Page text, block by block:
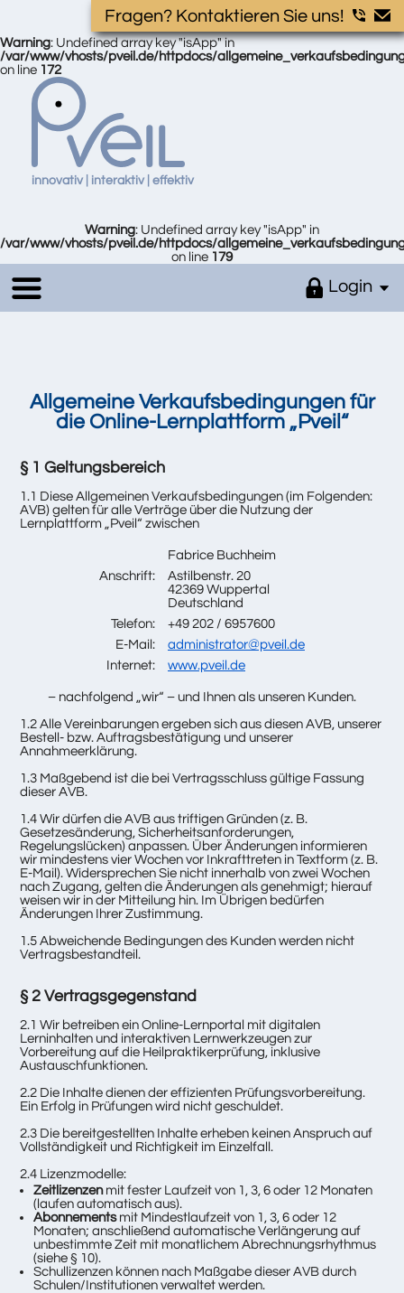
Warning: Undefined array key "isApp" in
/var/www/vhosts/pveil.de/httpdocs/
on line 172
Fragen? Kontaktieren Sie uns!
innovativ | interaktiv | effektiv
Warning: Undefined array key "isApp" in
/var/www/vhosts/pveil.de/httpdocs/
on line 179
Login
Allgemeine Verkaufsbedingungen für
die Online-Lernplattform „Pveil“
§ 1 Geltungsbereich
1.1 Diese Allgemeinen Verkaufsbedingungen (im Folgenden:
AVB) gelten für alle Verträge über die Nutzung der
Lernplattform „Pveil“ zwischen
Fabrice Buchheim
Anschrift:
Astilbenstr. 20
42369 Wuppertal
Deutschland
Telefon:
+49 202 / 6957600
E-Mail:
administrator@pveil.de
Internet:
www.pveil.de
– nachfolgend „wir“ – und Ihnen als unseren Kunden.
1.2 Alle Vereinbarungen ergeben sich aus diesen AVB, unserer
Bestell- bzw. Auftragsbestätigung und unserer
Annahmeerklärung.
1.3 Maßgebend ist die bei Vertragsschluss gültige Fassung
dieser AVB.
1.4 Wir dürfen die AVB aus triftigen Gründen (z. B.
Gesetzesänderung, Sicherheitsanforderungen,
Regelungslücken) anpassen. Über Änderungen informieren
wir mindestens vier Wochen vor Inkrafttreten in Textform (z. B.
E-Mail). Widersprechen Sie nicht innerhalb von zwei Wochen
nach Zugang, gelten die Änderungen als genehmigt; hierauf
weisen wir in der Mitteilung hin. Im Übrigen bedürfen
Änderungen Ihrer Zustimmung.
1.5 Abweichende Bedingungen des Kunden werden nicht
Vertragsbestandteil.
§ 2 Vertragsgegenstand
2.1 Wir betreiben ein Online-Lernportal mit digitalen
Lerninhalten und interaktiven Lernwerkzeugen zur
Vorbereitung auf die Heilpraktikerprüfung, inklusive
Austauschfunktionen.
2.2 Die Inhalte dienen der effizienten Prüfungsvorbereitung.
Ein Erfolg in Prüfungen wird nicht geschuldet.
2.3 Die bereitgestellten Inhalte erheben keinen Anspruch auf
Vollständigkeit und Richtigkeit im Einzelfall.
2.4 Lizenzmodelle:
Zeitlizenzenmit fester Laufzeit von 1, 3, 6 oder 12 Monaten
(laufen automatisch aus).
Abonnementsmit Mindestlaufzeit von 1, 3, 6 oder 12
Monaten; anschließend automatische Verlängerung auf
unbestimmte Zeit mit monatlichem Abrechnungsrhythmus
(siehe § 10).
Schullizenzen können nach Maßgabe dieser AVB durch
Schulen/Institutionen verwaltet werden.